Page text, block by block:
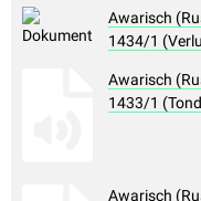
Awarisch
1434/1
Awarisch
1433/1
Awarisch